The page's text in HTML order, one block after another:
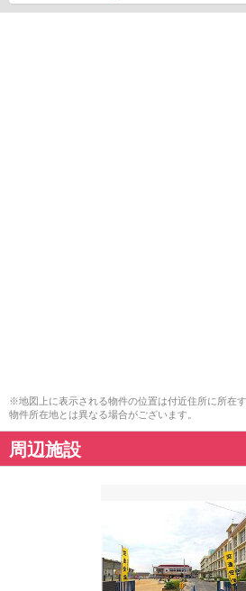
※地図上に表示される物件の位置は付近住所に所在
物件所在地とは異なる場合がございます。
周辺施設